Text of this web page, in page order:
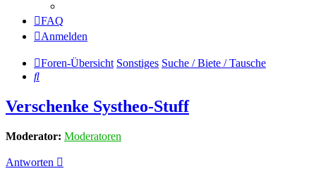
FAQ
Anmelden
Foren-Übersicht Sonstiges Suche / Biete / Tausche
Suche
Verschenke Systheo-Stuff
Moderator: Moderatoren
Antworten